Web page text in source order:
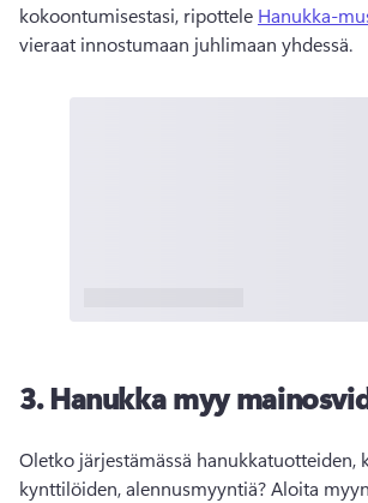
kokoontumisestasi, ripottele Hanukka-
vieraat innostumaan juhlimaan yhdessä.
3.Hanukka myy
Oletko järjestämässä hanukkatuotteiden,
kynttilöiden, alennusmyyntiä? Aloita